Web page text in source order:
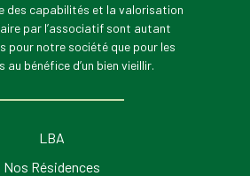
des capabilités et la valorisation
par l’associatif sont autant
pour notre société que pour les
au bénéfice d’un bien vieillir.
LBA
Nos Résidences